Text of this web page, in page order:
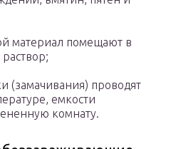
материал помещают в
(замачивания) проводят
емкости
комнату.